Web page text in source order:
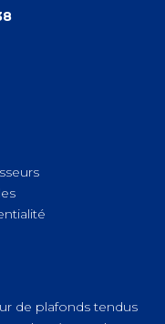
de plafonds tendus